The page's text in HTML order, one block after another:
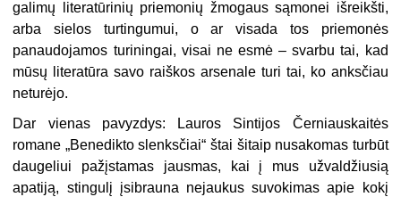
galimų literatūrinių priemonių žmogaus sąmonei išreikšti,
arba sielos turtingumui, o ar visada tos priemonės
panaudojamos turiningai, visai ne esmė – svarbu tai, kad
mūsų literatūra savo raiškos arsenale turi tai, ko anksčiau
neturėjo.
Dar vienas pavyzdys: Lauros Sintijos Černiauskaitės
romane „Benedikto slenksčiai“ štai šitaip nusakomas turbūt
daugeliui pažįstamas jausmas, kai į mus užvaldžiusią
apatiją, stingulį įsibrauna nejaukus suvokimas apie kokį